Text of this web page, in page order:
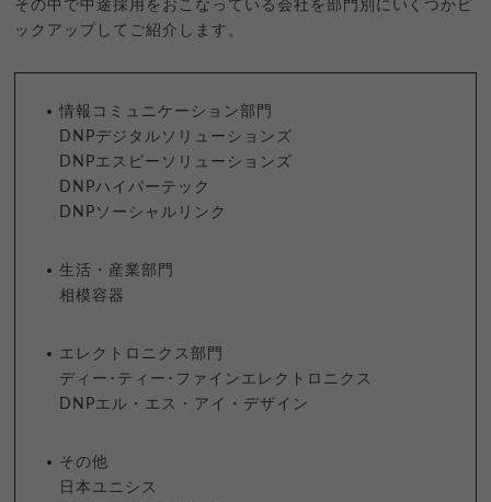
その中で中途採用をおこなっている会社を部門別にいくつかピ
ックアップしてご紹介します。
情報コミュニケーション部門
DNPデジタルソリューションズ
DNPエスピーソリューションズ
DNPハイパーテック
DNPソーシャルリンク
生活・産業部門
相模容器
エレクトロニクス部門
ディー･ティー･ファインエレクトロニクス
DNPエル・エス・アイ・デザイン
その他
日本ユニシス